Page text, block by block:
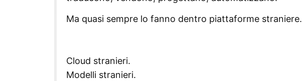
Ma quasi sempre lo fanno dentro piattaforme straniere.
Cloud stranieri.
Modelli stranieri.